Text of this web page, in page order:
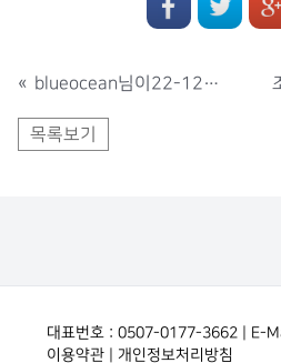
« blueocean님이22-12-03 에 출석 했습니다..
목록보기
대표번호 : 0507-0177-3662 | E-
이용약관| 개인정보처리방침